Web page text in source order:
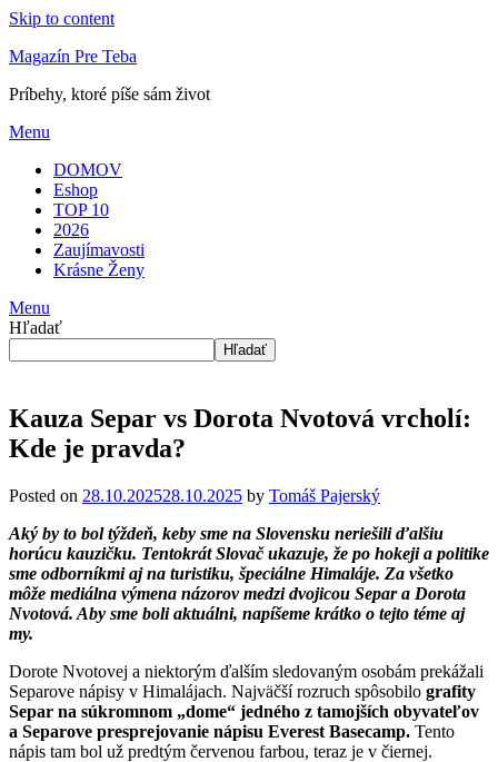
Skip to content
Magazín Pre Teba
Príbehy, ktoré píše sám život
Menu
DOMOV
Eshop
TOP 10
2026
Zaujímavosti
Krásne Ženy
Menu
Hľadať
Hľadať
Kauza Separ vs Dorota Nvotová vrcholí:
Kde je pravda?
Posted on 28.10.202528.10.2025 by Tomáš Pajerský
Aký by to bol týždeň, keby sme na Slovensku neriešili ďalšiu
horúcu kauzičku. Tentokrát Slovač ukazuje, že po hokeji a politike
sme odborníkmi aj na turistiku, špeciálne Himaláje. Za všetko
môže mediálna výmena názorov medzi dvojicou Separ a Dorota
Nvotová. Aby sme boli aktuálni, napíšeme krátko o tejto téme aj
my.
Dorote Nvotovej a niektorým ďalším sledovaným osobám prekážali
Separove nápisy v Himalájach. Najväčší rozruch spôsobilo grafity
Separ na súkromnom „dome“ jedného z tamojších obyvateľov
a Separove presprejovanie nápisu Everest Basecamp. Tento
nápis tam bol už predtým červenou farbou, teraz je v čiernej.